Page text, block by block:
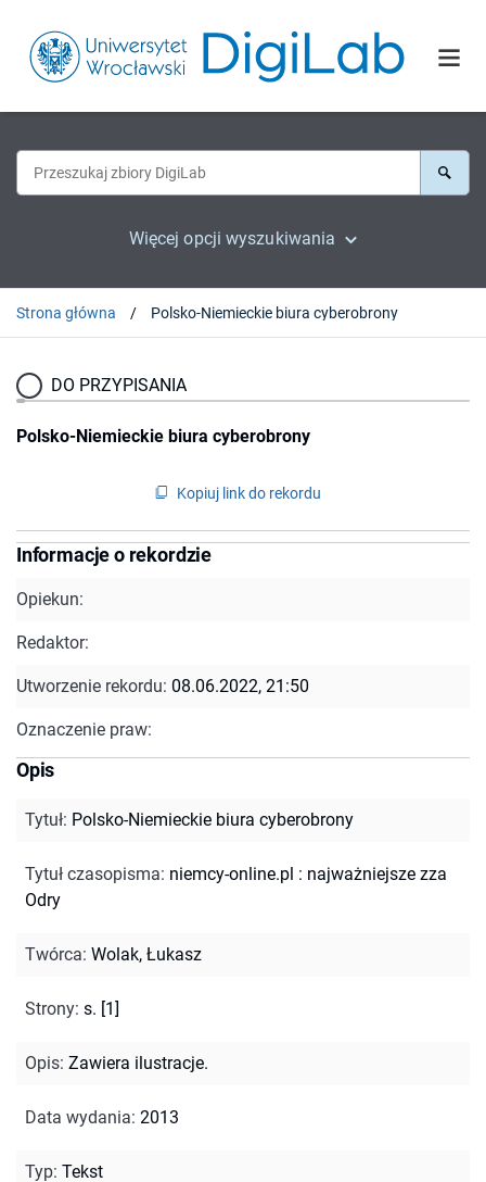
Więcej opcji wyszukiwania
Strona główna Polsko-Niemieckie biura cyberobrony
DO PRZYPISANIA
Polsko-Niemieckie biura cyberobrony
Kopiuj link do rekordu
Informacje o rekordzie
Opiekun:
Redaktor:
Utworzenie rekordu: 08.06.2022, 21:50
Oznaczenie praw:
Opis
Tytuł: Polsko-Niemieckie biura cyberobrony
Tytuł czasopisma: niemcy-online.pl : najważniejsze zza
Odry
Twórca: Wolak, Łukasz
Strony: s. [1]
Opis: Zawiera ilustracje.
Data wydania: 2013
Typ: Tekst